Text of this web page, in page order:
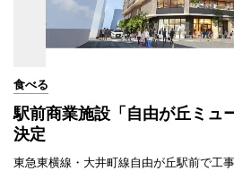
食べる
駅前商業施設「自由が丘ミュ
決定
東急東横線・大井町線自由が丘駅前で工